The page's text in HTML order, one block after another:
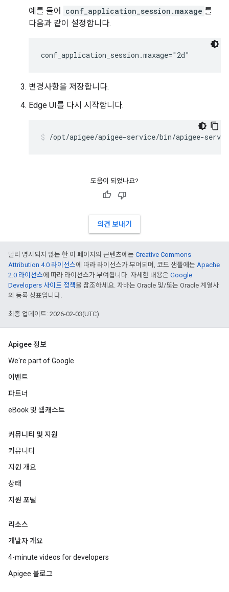
예를 들어
conf_application_session.maxage 를
다음과 같이 설정합니다.
conf_application_session.maxage="2d"
변경사항을 저장합니다.
Edge UI를 다시 시작합니다.
/opt/apigee/apigee-service/bin/apigee-
도움이 되었나요?
의견 보내기
달리 명시되지 않는 한 이 페이지의 콘텐츠에는 Creative Commons
Attribution 4.0 라이선스에 따라 라이선스가 부여되며, 코드 샘플에는 Apache
2.0 라이선스에 따라 라이선스가 부여됩니다. 자세한 내용은 Google
Developers 사이트 정책을 참조하세요. 자바는 Oracle 및/또는 Oracle 계열사
의 등록 상표입니다.
최종 업데이트: 2026-02-03(UTC)
Apigee 정보
We're part of Google
이벤트
파트너
eBook 및 웹캐스트
커뮤니티 및 지원
커뮤니티
지원 개요
상태
지원 포털
리소스
개발자 개요
4-minute videos for developers
Apigee 블로그